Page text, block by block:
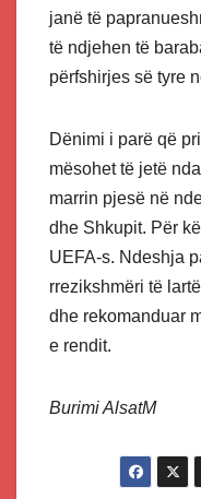
janë të
të ndjehen të
përfshirjes së tyre
Dënimi i parë që
mësohet të jetë
marrin pjesë në
dhe Shkupit. Për
UEFA-s. Ndeshja
rrezikshmëri të
dhe rekomanduar
e rendit.
Burimi AlsatM